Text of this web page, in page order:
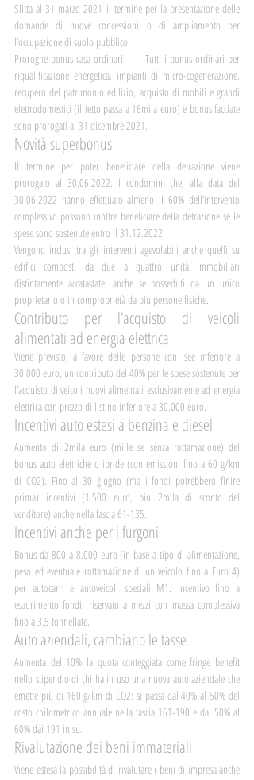
Slitta al 31 marzo 2021 il termine per la presentazione delle
domande di nuove concessioni o di ampliamento per
l’occupazione di suolo pubblico.
Proroghe bonus casa ordinari	Tutti i bonus ordinari per
riqualificazione energetica, impianti di micro-cogenerazione,
recupero del patrimonio edilizio, acquisto di mobili e grandi
elettrodomestici (il tetto passa a 16mila euro) e bonus facciate
sono prorogati al 31 dicembre 2021.
Novità superbonus
Il termine per poter beneficiare della detrazione viene
prorogato al 30.06.2022. I condomini che, alla data del
30.06.2022 hanno effettuato almeno il 60% dell’intervento
complessivo possono inoltre beneficiare della detrazione se le
spese sono sostenute entro il 31.12.2022.
Vengono inclusi tra gli interventi agevolabili anche quelli su
edifici composti da due a quattro unità immobiliari
distintamente accatastate, anche se posseduti da un unico
proprietario o in comproprietà da più persone fisiche.
Contributo per l’acquisto di veicoli
alimentati ad energia elettrica
Viene previsto, a favore delle persone con Isee inferiore a
30.000 euro, un contributo del 40% per le spese sostenute per
l’acquisto di veicoli nuovi alimentati esclusivamente ad energia
elettrica con prezzo di listino inferiore a 30.000 euro.
Incentivi auto estesi a benzina e diesel
Aumento di 2mila euro (mille se senza rottamazione) del
bonus auto elettriche o ibride (con emissioni fino a 60 g/km
di CO2). Fino al 30 giugno (ma i fondi potrebbero finire
prima) incentivi (1.500 euro, più 2mila di sconto del
venditore) anche nella fascia 61-135.
Incentivi anche per i furgoni
Bonus da 800 a 8.000 euro (in base a tipo di alimentazione,
peso ed eventuale rottamazione di un veicolo fino a Euro 4)
per autocarri e autoveicoli speciali M1. Incentivo fino a
esaurimento fondi, riservato a mezzi con massa complessiva
fino a 3,5 tonnellate.
Auto aziendali, cambiano le tasse
Aumenta del 10% la quota conteggiata come fringe benefit
nello stipendio di chi ha in uso una nuova auto aziendale che
emette più di 160 g/km di CO2: si passa dal 40% al 50% del
costo chilometrico annuale nella fascia 161-190 e dal 50% al
60% dai 191 in su.
Rivalutazione dei beni immateriali
Viene estesa la possibilità di rivalutare i beni di impresa anche